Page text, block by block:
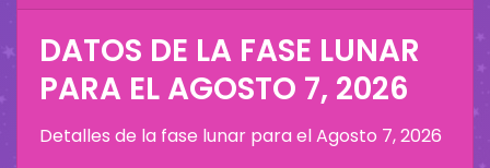
DATOS DE LA FASE LUNAR
PARA EL AGOSTO 7, 2026
Detalles de la fase lunar para elAgosto 7, 2026